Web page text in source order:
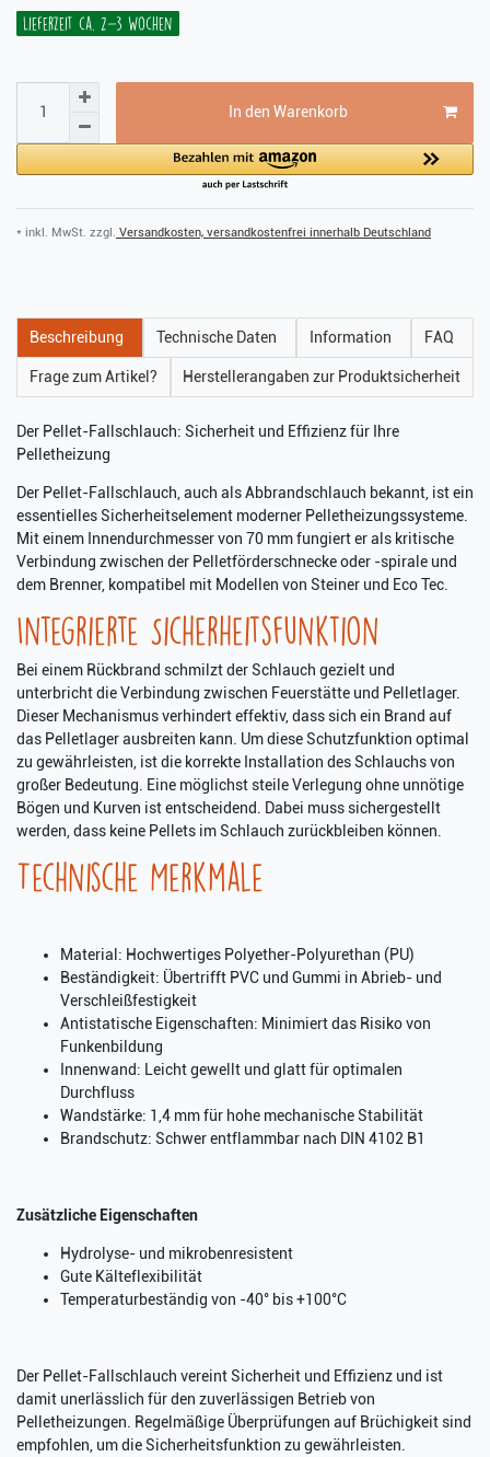
Lieferzeit ca. 2-3 Wochen
In den Warenkorb
* inkl. MwSt. zzgl. Versandkosten, versandkostenfrei innerhalb Deutschland
Beschreibung Technische Daten Information FAQ
Frage zum Artikel? Herstellerangaben zur Produktsicherheit
Der Pellet-Fallschlauch: Sicherheit und Effizienz für Ihre
Pelletheizung
Der Pellet-Fallschlauch, auch als Abbrandschlauch bekannt, ist ein
essentielles Sicherheitselement moderner Pelletheizungssysteme.
Mit einem Innendurchmesser von 70 mm fungiert er als kritische
Verbindung zwischen der Pelletförderschnecke oder -spirale und
dem Brenner, kompatibel mit Modellen von Steiner und Eco Tec.
Integrierte Sicherheitsfunktion
Bei einem Rückbrand schmilzt der Schlauch gezielt und
unterbricht die Verbindung zwischen Feuerstätte und Pelletlager.
Dieser Mechanismus verhindert effektiv, dass sich ein Brand auf
das Pelletlager ausbreiten kann. Um diese Schutzfunktion optimal
zu gewährleisten, ist die korrekte Installation des Schlauchs von
großer Bedeutung. Eine möglichst steile Verlegung ohne unnötige
Bögen und Kurven ist entscheidend. Dabei muss sichergestellt
werden, dass keine Pellets im Schlauch zurückbleiben können.
Technische Merkmale
Material: Hochwertiges Polyether-Polyurethan (PU)
Beständigkeit: Übertrifft PVC und Gummi in Abrieb- und
Verschleißfestigkeit
Antistatische Eigenschaften: Minimiert das Risiko von
Funkenbildung
Innenwand: Leicht gewellt und glatt für optimalen
Durchfluss
Wandstärke: 1,4 mm für hohe mechanische Stabilität
Brandschutz: Schwer entflammbar nach DIN 4102 B1
Zusätzliche Eigenschaften
Hydrolyse- und mikrobenresistent
Gute Kälteflexibilität
Temperaturbeständig von -40° bis +100°C
Der Pellet-Fallschlauch vereint Sicherheit und Effizienz und ist
damit unerlässlich für den zuverlässigen Betrieb von
Pelletheizungen. Regelmäßige Überprüfungen auf Brüchigkeit sind
empfohlen, um die Sicherheitsfunktion zu gewährleisten.